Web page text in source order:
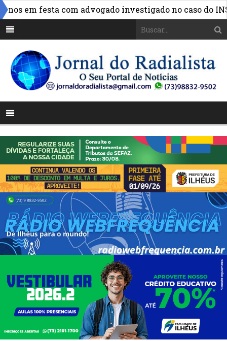
festa com advogado investigado no caso do INSS »